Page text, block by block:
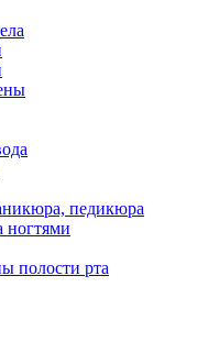
педикюра
ногтями
полости рта